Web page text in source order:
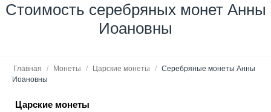
Стоимость серебряных монет Анны
Иоановны
Главная / Монеты / Царские монеты / Серебряные монеты Анны
Иоановны
Царские монеты